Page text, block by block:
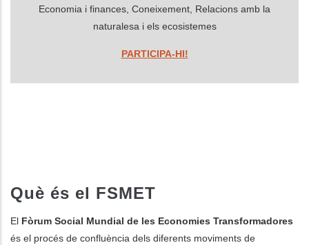
Economia i finances, Coneixement, Relacions amb la
naturalesa i els ecosistemes
PARTICIPA-HI!
Què és el FSMET
El Fòrum Social Mundial de les Economies Transformadores
és el procés de confluència dels diferents moviments de